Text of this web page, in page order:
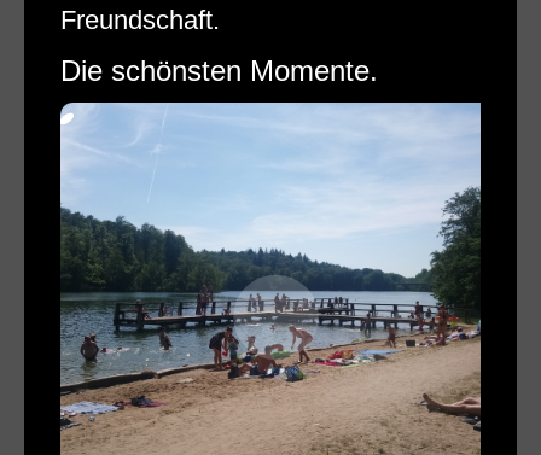
Freundschaft.
Die schönsten Momente.